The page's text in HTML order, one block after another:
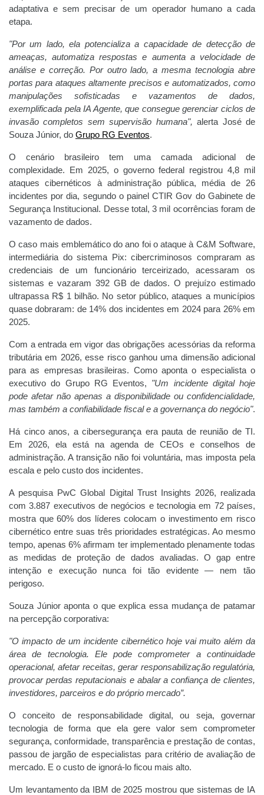
adaptativa e sem precisar de um operador humano a cada
etapa.
"Por um lado, ela potencializa a capacidade de detecção de
ameaças, automatiza respostas e aumenta a velocidade de
análise e correção. Por outro lado, a mesma tecnologia abre
portas para ataques altamente precisos e automatizados, como
manipulações sofisticadas e vazamentos de dados,
exemplificada pela IA Agente, que consegue gerenciar ciclos de
invasão completos sem supervisão humana", alerta José de
Souza Júnior, do Grupo RG Eventos.
O cenário brasileiro tem uma camada adicional de
complexidade. Em 2025, o governo federal registrou 4,8 mil
ataques cibernéticos à administração pública, média de 26
incidentes por dia, segundo o painel CTIR Gov do Gabinete de
Segurança Institucional. Desse total, 3 mil ocorrências foram de
vazamento de dados.
O caso mais emblemático do ano foi o ataque à C&M Software,
intermediária do sistema Pix: cibercriminosos compraram as
credenciais de um funcionário terceirizado, acessaram os
sistemas e vazaram 392 GB de dados. O prejuízo estimado
ultrapassa R$ 1 bilhão. No setor público, ataques a municípios
quase dobraram: de 14% dos incidentes em 2024 para 26% em
2025.
Com a entrada em vigor das obrigações acessórias da reforma
tributária em 2026, esse risco ganhou uma dimensão adicional
para as empresas brasileiras. Como aponta o especialista o
executivo do Grupo RG Eventos, "Um incidente digital hoje
pode afetar não apenas a disponibilidade ou confidencialidade,
mas também a confiabilidade fiscal e a governança do negócio".
Há cinco anos, a cibersegurança era pauta de reunião de TI.
Em 2026, ela está na agenda de CEOs e conselhos de
administração. A transição não foi voluntária, mas imposta pela
escala e pelo custo dos incidentes.
A pesquisa PwC Global Digital Trust Insights 2026, realizada
com 3.887 executivos de negócios e tecnologia em 72 países,
mostra que 60% dos líderes colocam o investimento em risco
cibernético entre suas três prioridades estratégicas. Ao mesmo
tempo, apenas 6% afirmam ter implementado plenamente todas
as medidas de proteção de dados avaliadas. O gap entre
intenção e execução nunca foi tão evidente — nem tão
perigoso.
Souza Júnior aponta o que explica essa mudança de patamar
na percepção corporativa:
"O impacto de um incidente cibernético hoje vai muito além da
área de tecnologia. Ele pode comprometer a continuidade
operacional, afetar receitas, gerar responsabilização regulatória,
provocar perdas reputacionais e abalar a confiança de clientes,
investidores, parceiros e do próprio mercado”.
O conceito de responsabilidade digital, ou seja, governar
tecnologia de forma que ela gere valor sem comprometer
segurança, conformidade, transparência e prestação de contas,
passou de jargão de especialistas para critério de avaliação de
mercado. E o custo de ignorá-lo ficou mais alto.
Um levantamento da IBM de 2025 mostrou que sistemas de IA